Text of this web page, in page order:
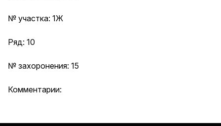
№ участка: 1Ж
Ряд: 10
№ захоронения: 15
Комментарии: